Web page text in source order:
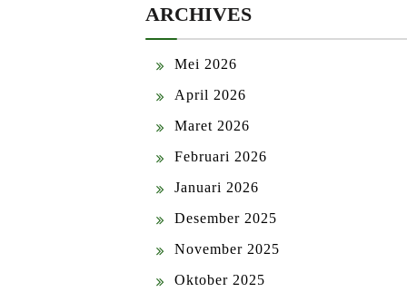
ARCHIVES
Mei 2026
April 2026
Maret 2026
Februari 2026
Januari 2026
Desember 2025
November 2025
Oktober 2025